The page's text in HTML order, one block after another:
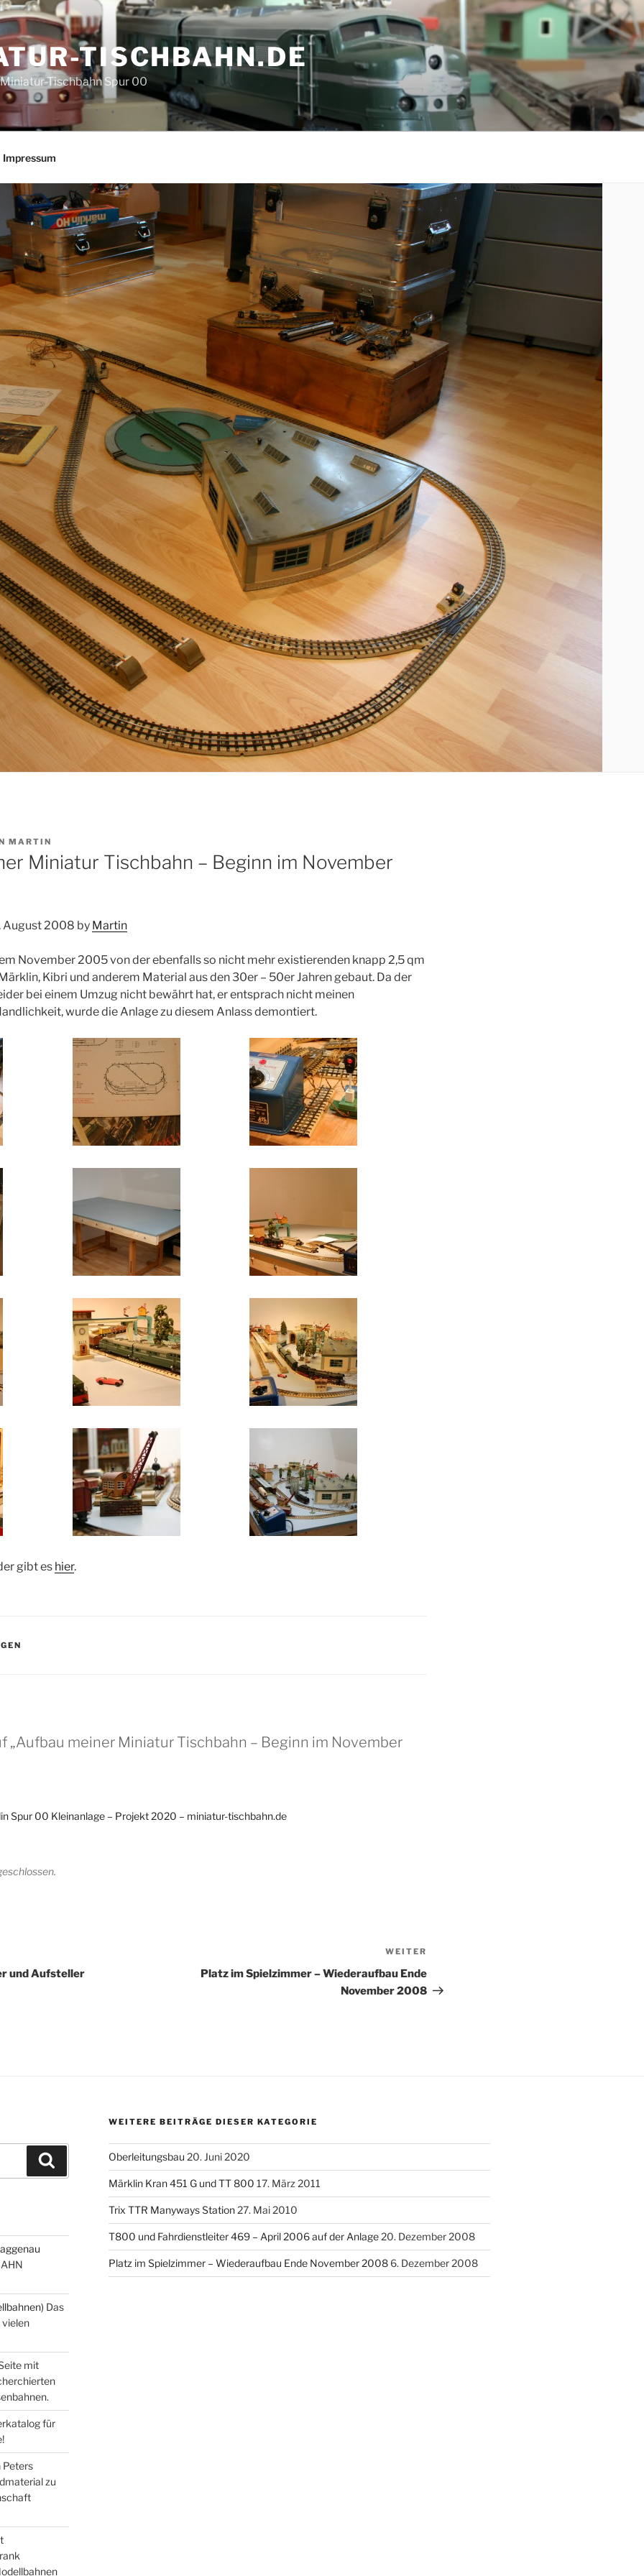
TISCHBAHN.DE
Tischbahn Spur 00
Impressum
MARTIN
Miniatur Tischbahn – Beginn im November
August 2008 by Martin
November 2005 von der ebenfalls so nicht mehr existierenden knapp 2,5 qm
Kibri und anderem Material aus den 30er – 50er Jahren gebaut. Da der
bei einem Umzug nicht bewährt hat, er entsprach nicht meinen
wurde die Anlage zu diesem Anlass demontiert.
gibt es hier.
„Aufbau meiner Miniatur Tischbahn – Beginn im November
Spur 00 Kleinanlage – Projekt 2020 – miniatur-tischbahn.de
und Aufsteller
Beitrag
WEITER
Platz im Spielzimmer – Wiederaufbau Ende
November 2008
Das
vielen
mit
für
Peters
zu
WEITERE BEITRÄGE DIESER KATEGORIE
Oberleitungsbau 20. Juni 2020
Märklin Kran 451 G und TT 800 17. März 2011
Trix TTR Manyways Station27. Mai 2010
T800 und Fahrdienstleiter 469 – April 2006 auf der Anlage20. Dezember 2008
Platz im Spielzimmer – Wiederaufbau Ende November 20086. Dezember 2008